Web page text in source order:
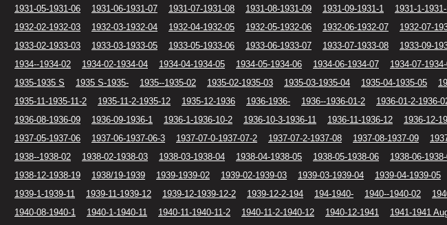
1931-05-1931-06
1931-06-1931-07 1931-07-1931-08 1931-08-1931-09 1931-09-1931-1 1931-1-
1932-02-1932-03
1932-03-1932-04 1932-04-1932-05 1932-05-1932-06 1932-06-1932-07 1932-07-
1933-02-1933-03
1933-03-1933-05 1933-05-1933-06 1933-06-1933-07 1933-07-1933-08 1933-09-
1934--1934-02
1934-02-1934-04 1934-04-1934-05 1934-05-1934-06 1934-06-1934-07 1934-07-
1935-1935 S
1935 S-1935- 1935--1935-02 1935-02-1935-03 1935-03-1935-04 1935-04-1935-05
1935-11-1935-11-2
1935-11-2-1935-12 1935-12-1936 1936-1936- 1936--1936-01-2 1936-01-2-1936-
1936-08-1936-09
1936-09-1936-1 1936-1-1936-10-2 1936-10-3-1936-11 1936-11-1936-12 1936-12-
1937-05-1937-06
1937-06-1937-06-3 1937-07-0-1937-07-2 1937-07-2-1937-08 1937-08-1937-09
1938--1938-02
1938-02-1938-03 1938-03-1938-04 1938-04-1938-05 1938-05-1938-06 1938-06-
1938-12-1938-19
1938/19-1939 1939-1939-02 1939-02-1939-03 1939-03-1939-04 1939-04-1939-05
1939-1-1939-11
1939-11-1939-12 1939-12-1939-12-2 1939-12-2-194 194-1940- 1940--1940-02
1940-08-1940-1
1940-1-1940-11 1940-11-1940-11-2 1940-11-2-1940-12 1940-12-1941 1941-1941